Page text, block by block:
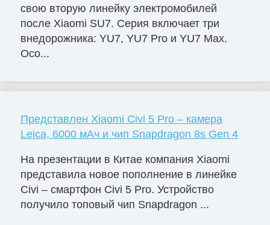
свою вторую линейку электромобилей
после Xiaomi SU7. Серия включает три
внедорожника: YU7, YU7 Pro и YU7 Max.
Осо...
Представлен Xiaomi Civi 5 Pro – камера
Leica, 6000 мАч и чип Snapdragon 8s Gen 4
На презентации в Китае компания Xiaomi
представила новое пополнение в линейке
Civi – смартфон Civi 5 Pro. Устройство
получило топовый чип Snapdragon ...